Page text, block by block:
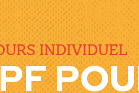
INDIVIDUEL